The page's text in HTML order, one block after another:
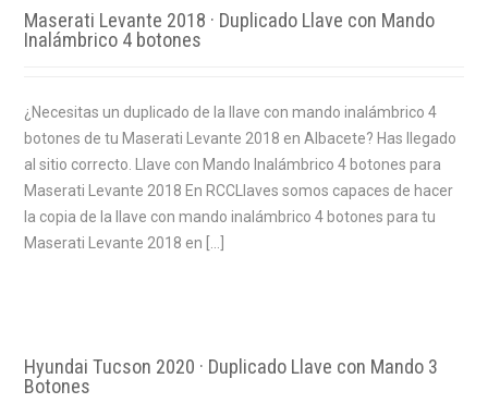
Maserati Levante 2018 · Duplicado Llave con Mando
Inalámbrico 4 botones
¿Necesitas un duplicado de la llave con mando inalámbrico 4
botones de tu Maserati Levante 2018 en Albacete? Has llegado
al sitio correcto. Llave con Mando Inalámbrico 4 botones para
Maserati Levante 2018 En RCCLlaves somos capaces de hacer
la copia de la llave con mando inalámbrico 4 botones para tu
Maserati Levante 2018 en […]
Hyundai Tucson 2020 · Duplicado Llave con Mando 3
Botones